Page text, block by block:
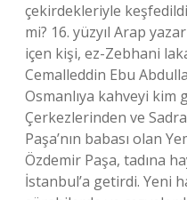
çekirdekleriyle
mi? 16. yüzyıl Arap
içen kişi, ez-Zebhani
Cemalleddin Ebu
Osmanlıya kahveyi kim
Çerkezlerinden ve
Paşa’nın babası olan
Özdemir Paşa, tadına
İstanbul’a getirdi. Yeni